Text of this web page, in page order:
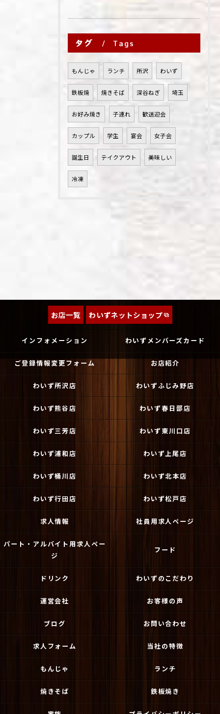
タグ Tags
もんじゃ ランチ 所沢 わいず
鉄板焼 焼きそば 深谷ねぎ 埼玉
お好み焼き 子連れ 歓送迎会
カップル 学生 宴会 女子会
誕生日 テイクアウト 美味しい
冷凍
お店一覧 わいずネットショップ
インフォメーション わいずメンバーズカード
ご登録情報変更フォーム お店紹介
わいず所沢店 わいずふじみ野店
わいず熊谷店 わいず春日部店
わいず三芳店 わいず東川口店
わいず浦和店 わいず上尾店
わいず桶川店 わいず北本店
わいず行田店 わいず松戸店
求人情報 社員用求人ページ
パート・アルバイト用求人ペー
ジ
フード
ドリンク わいずのこだわり
運営会社 お客様の声
ブログ お問い合わせ
求人フォーム 当社の特徴
もんじゃ ランチ
焼きそば 鉄板焼き